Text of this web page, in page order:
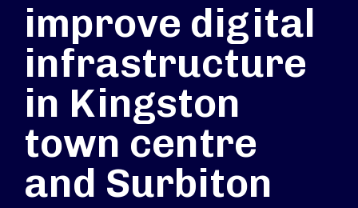
improve digital
infrastructure
in Kingston
town centre
and Surbiton